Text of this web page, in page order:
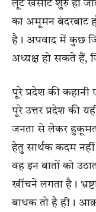
लूट खसोट शुरु हो
का अमूमन बंदरबाट
है। अपवाद में कुछ
अध्यक्ष हो सकते हैं,
पूरे प्रदेश की
पूरे उत्तर प्रदेश की
जनता से लेकर हुकूमत
हेतु सार्थक कदम नहीं
वह इन बातों को
खींचने लगता है।
बाधक तो है ही।